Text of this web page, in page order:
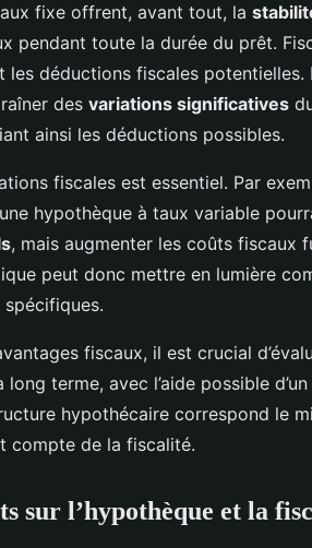
fixe offrent, avant tout, la
pendant toute la durée du prêt.
les déductions fiscales potentielles.
des variations significatives
ainsi les déductions possibles.
fiscales est essentiel. Par
hypothèque à taux variable
, mais augmenter les coûts fiscaux
peut donc mettre en lumière
spécifiques.
fiscaux, il est crucial
terme, avec l’aide possible d’un
hypothécaire correspond le
compte de la fiscalité.
sur l’hypothèque et la